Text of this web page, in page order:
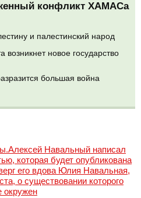
конфликт ХАМАСа
и палестинский народ
возникнет новое государство
большая война
Навальный написал
которая будет опубликована
его вдова Юлия Навальная,
о существовании которого
окружен